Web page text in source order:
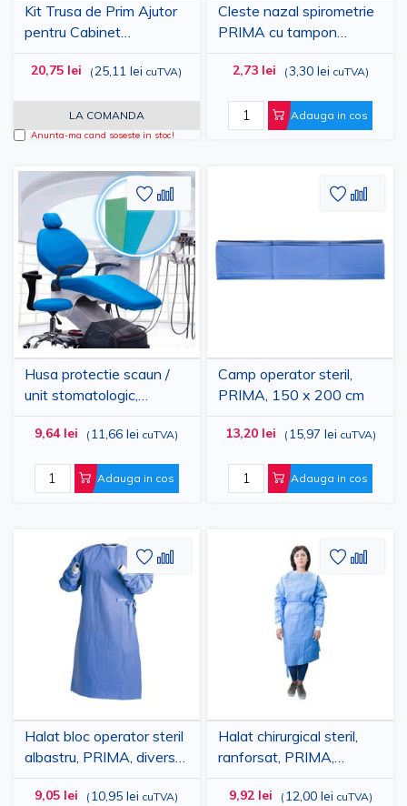
Kit Trusa de Prim Ajutor
pentru Cabinet
Stomatologic PRIMA
20,75 lei (25,11 lei cuTVA)
LA COMANDA
Anunta-ma cand soseste in stoc!
Cleste nazal spirometrie
PRIMA cu tampon
cauciuc
2,73 lei (3,30 lei cuTVA)
Adauga in cos
Husa protectie scaun /
unit stomatologic,
PRIMA, din polipropilena,
3 piese, de unica
9,64 lei ( 11,66 lei cuTVA)
Adauga in cos
Adaugati
la
Lista
de
Dorinte
Adaugati
pentru
comparare
Camp operator steril,
PRIMA, 150 x 200 cm
13,20 lei ( 15,97 lei cuTVA)
Adauga in cos
de
Dorinte
Halat bloc operator steril
albastru, PRIMA, diverse
marimi
9,05 lei ( 10,95 lei cuTVA)
Adaugati
la
Lista
Adaugati
Halat chirurgical steril,
ranforsat, PRIMA,
diverse marimi
9,92 lei ( 12,00 lei cuTVA)